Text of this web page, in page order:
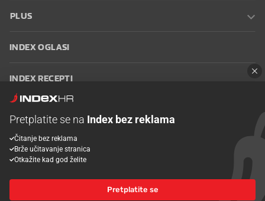
PLUS
INDEX OGLASI
INDEX RECEPTI
Oglašavanje Zaposli se na Indexu
korištenja
Postavke kolačića
Pretplatite se na Index bez reklama
Čitanje bez reklama
Brže učitavanje stranica
Otkažite kad god želite
Pretplatite se